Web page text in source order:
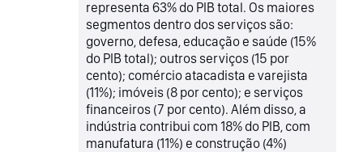
representa 63% do PIB total. Os maiores
segmentos dentro dos serviços são:
governo, defesa, educação e saúde (15%
do PIB total); outros serviços (15 por
cento); comércio atacadista e varejista
(11%); imóveis (8 por cento); e serviços
financeiros (7 por cento). Além disso, a
indústria contribui com 18% do PIB, com
manufatura (11%) e construção (4%)